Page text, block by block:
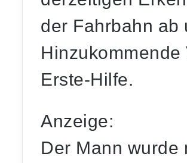
der Fahrbahn ab
Erste-Hilfe.
Anzeige:
Der Mann wurde